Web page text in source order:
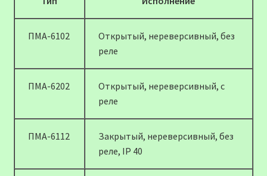
ПМА-6102
Открытый, нереверсивный, без
реле
ПМА-6202
Открытый, нереверсивный, с
реле
ПМА-6112
Закрытый, нереверсивный, без
реле, IP 40